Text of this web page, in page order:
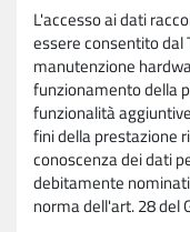
L'accesso ai dati
essere consentito dal
manutenzione
funzionamento della
funzionalità
fini della prestazione
conoscenza dei dati
debitamente
norma dell'art. 28 del